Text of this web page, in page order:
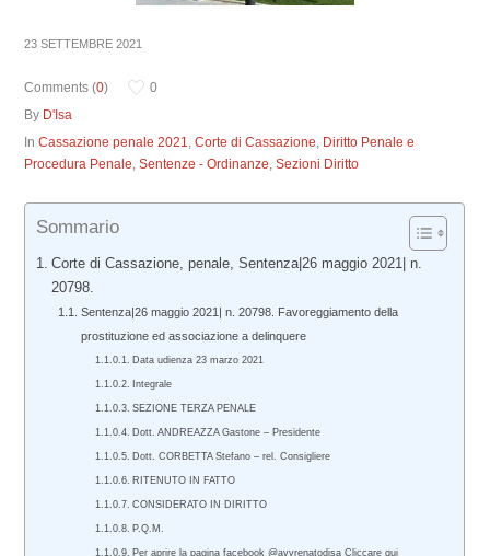
23 SETTEMBRE 2021
Comments (0)
0
By D'Isa
InCassazione penale 2021,Corte di Cassazione, Diritto Penale e
Procedura Penale,Sentenze - Ordinanze,Sezioni Diritto
Sommario
Corte di Cassazione, penale, Sentenza|26 maggio 2021| n.
20798.
Sentenza|26 maggio 2021| n. 20798. Favoreggiamento della
prostituzione ed associazione a delinquere
Data udienza 23 marzo 2021
Integrale
SEZIONE TERZA PENALE
Dott. ANDREAZZA Gastone – Presidente
Dott. CORBETTA Stefano – rel. Consigliere
RITENUTO IN FATTO
CONSIDERATO IN DIRITTO
P.Q.M.
Per aprire la pagina facebook @avvrenatodisa Cliccare qui